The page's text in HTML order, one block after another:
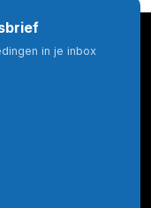
in je inbox